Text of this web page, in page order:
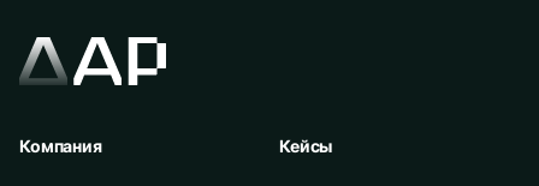
Компания Кейсы